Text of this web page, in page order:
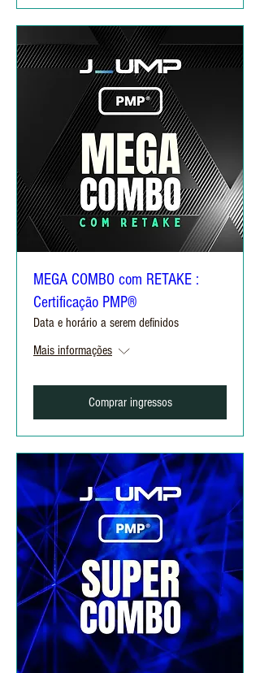
MEGA COMBO com RETAKE :
Certificação PMP®
Data e horário a serem definidos
Mais informações
Comprar ingressos